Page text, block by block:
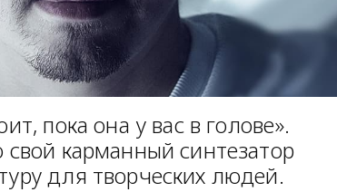
пока она у вас в голове».
карманный синтезатор
для творческих людей.